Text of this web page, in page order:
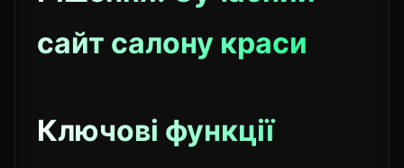
сайт салону краси
Ключові функції